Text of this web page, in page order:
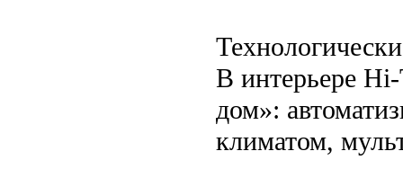
В интерьере
дом»:
климатом,